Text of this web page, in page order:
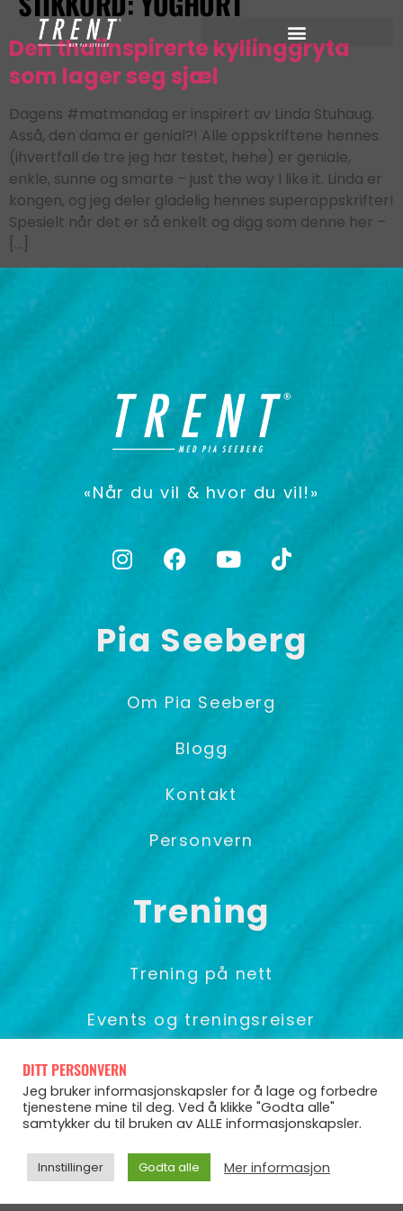
Den thaiinspirerte kyllinggryta
som lager seg sjæl
Dagens #matmandag er inspirert av Linda Stuhaug.
Asså, den dama er genial?! Alle oppskriftene hennes
(ihvertfall de tre jeg har testet, hehe) er geniale,
enkle, sunne og smarte – just the way I like it. Linda er
kongen, og jeg deler gladelig hennes superoppskrifter!
Spesielt når det er så enkelt og digg som denne her –
[…]
«Når du vil & hvor du vil!»
Pia Seeberg
Om Pia Seeberg
Blogg
Kontakt
Personvern
Trening
Trening på nett
Events og treningsreiser
Foredrag & Gruppetrening
Powered by CoCoach
DITT PERSONVERN
Jeg bruker informasjonskapsler for å lage og forbedre
tjenestene mine til deg. Ved å klikke "Godta alle"
samtykker du til bruken av ALLE informasjonskapsler.
Innstillinger Godta alle Mer informasjon